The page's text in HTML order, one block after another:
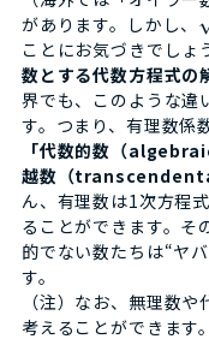
があります。しかし、
ことにお気づきでしょ
数とする代数方程式の
界でも、このような違
す。つまり、有理数係
「代数的数（
越数（
ん、有理数は1次方程
ることができます。そ
的でない数たちは“ヤ
す。
（注）なお、無理数
考えることができます